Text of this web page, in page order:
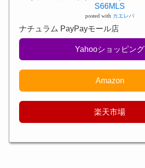
S66MLS
posted with カエレバ
ナチュラム PayPayモール店
Yahooショッピング
Amazon
楽天市場